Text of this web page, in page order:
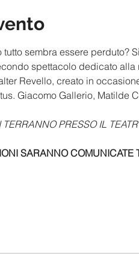
sembra essere perduto?
spettacolo dedicato
Revello, creato in
Giacomo Gallerio, Matilde
TERRANNO PRESSO IL
SARANNO